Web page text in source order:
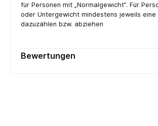
für Personen mit „Normalgewicht”. Für
oder Untergewicht mindestens jeweils eine
dazuzählen bzw. abziehen
Bewertungen